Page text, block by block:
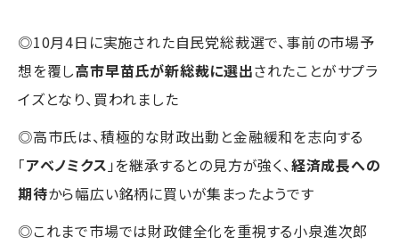
◎10月4日に実施された自民党総裁選で、事前の市場予
想を覆し高市早苗氏が新総裁に選出されたことがサプラ
イズとなり、買われました
◎高市氏は、積極的な財政出動と金融緩和を志向する
「アベノミクス 」を継承するとの見方が強く、経済成長への
期待から幅広い銘柄に買いが集まったようです
◎これまで市場では財政健全化を重視する小泉進次郎